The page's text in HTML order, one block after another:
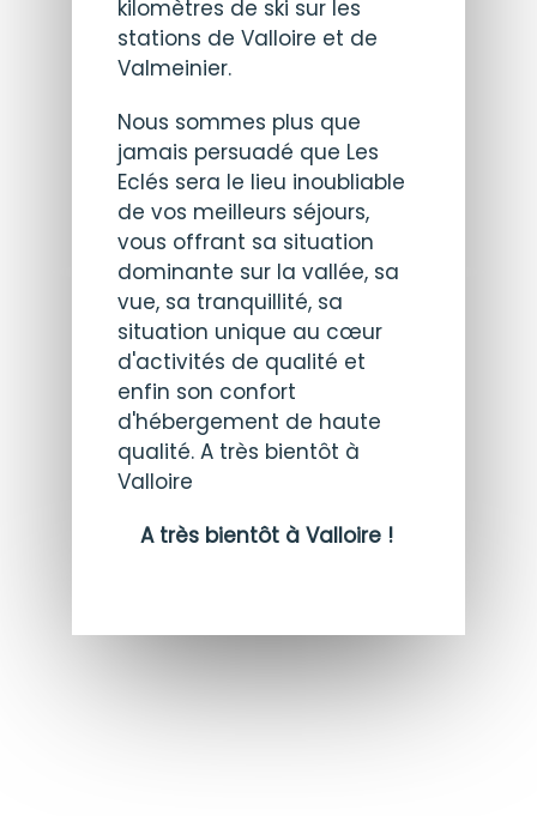
kilomètres de ski sur les
stations de Valloire et de
Valmeinier.
Nous sommes plus que
jamais persuadé que Les
Eclés sera le lieu inoubliable
de vos meilleurs séjours,
vous offrant sa situation
dominante sur la vallée, sa
vue, sa tranquillité, sa
situation unique au cœur
d'activités de qualité et
enfin son confort
d'hébergement de haute
qualité. A très bientôt à
Valloire
A très bientôt à Valloire !